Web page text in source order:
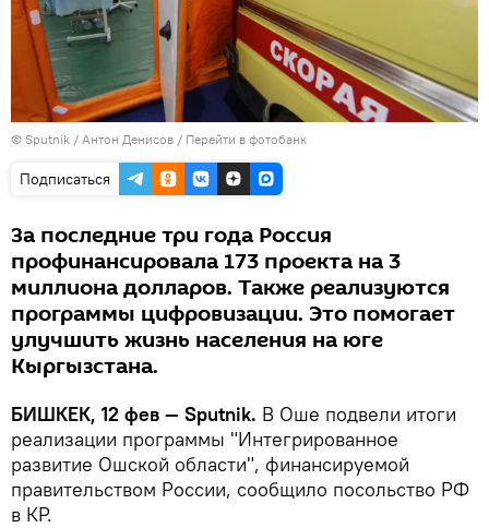
© Sputnik / Антон Денисов / Перейти в фотобанк
Подписаться
За последние три года Россия
профинансировала 173 проекта на 3
миллиона долларов. Также реализуются
программы цифровизации. Это помогает
улучшить жизнь населения на юге
Кыргызстана.
БИШКЕК, 12 фев — Sputnik. В Оше подвели итоги
реализации программы "Интегрированное
развитие Ошской области", финансируемой
правительством России, сообщило посольство РФ
в КР.